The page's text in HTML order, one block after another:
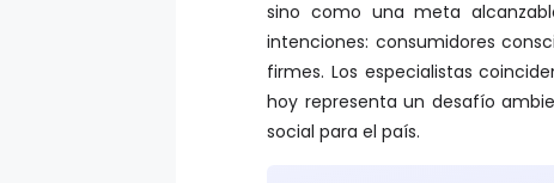
sino como una meta
intenciones: consumidores
firmes. Los especialistas
hoy representa un desafío
social para el país.